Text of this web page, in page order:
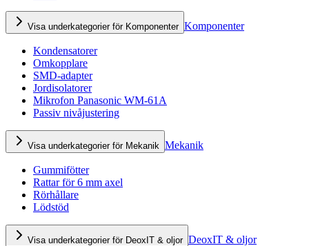
Visa underkategorier för Komponenter Komponenter
Kondensatorer
Omkopplare
SMD-adapter
Jordisolatorer
Mikrofon Panasonic WM-61A
Passiv nivåjustering
Visa underkategorier för Mekanik Mekanik
Gummifötter
Rattar för 6 mm axel
Rörhållare
Lödstöd
Visa underkategorier för DeoxIT & oljor DeoxIT & oljor